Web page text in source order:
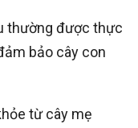
thường được thực
bảo cây con
từ cây mẹ